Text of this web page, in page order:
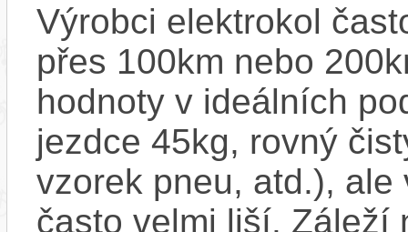
Výrobci elektrokol
přes 100km nebo
hodnoty v ideálních
jezdce 45kg, rovný
vzorek pneu, atd.),
často velmi liší. Záleží